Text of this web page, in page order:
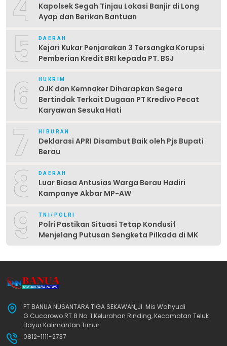
Kapolsek Segah Tinjau Lokasi Banjir di Long
Ayap dan Berikan Bantuan
5 DAERAH
Kejari Kukar Penjarakan 3 Tersangka Korupsi
Pemberian Kredit BRI kepada PT. BSJ
6 HUKRIM
OJK dan Kemnaker Diharapkan Segera
Bertindak Terkait Dugaan PT Kredivo Pecat
Karyawan Sesuka Hati
7 HIBURAN
Deklarasi APRI Disambut Baik oleh Pjs Bupati
Berau
8 DAERAH
Luar Biasa Antusias Warga Berau Hadiri
Kampanye Akbar MP-AW
9 TNI/POLRI
Polri Pastikan Situasi Tetap Kondusif
Menjelang Putusan Sengketa Pilkada di MK
PT BANUA NUSANTARA TIGA SEKAWAN,,Jl. Mis Wahyudi
G.Cucarowo RT.8 No. 1 Kelurahan Rinding, Kecamatan Teluk
Bayur Kalimantan Timur
0812-1111-2737